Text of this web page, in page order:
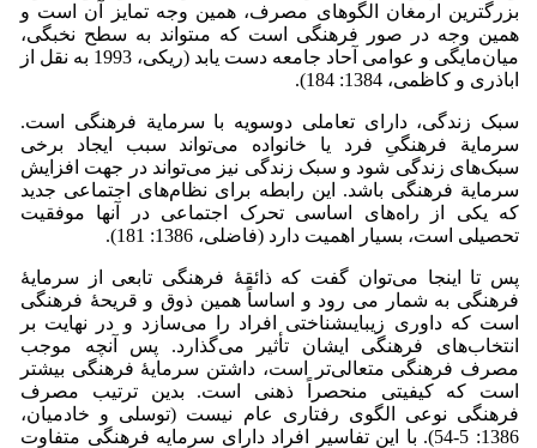
بزرگترین ارمغان الگوهاى مصرف، همین وجه تمایز آن است و
همین وجه در صور فرهنگى است که مى­تواند به سطح نخبگى،
میان‌مایگى و عوامى آحاد جامعه دست یابد (ریکی، 1993 به نقل از
اباذری و کاظمی، 1384: 184).
سبک زندگی، دارای تعاملی دوسویه با سرمایة فرهنگی است.
سرمایة فرهنگیِ فرد یا خانواده می‌تواند سبب ایجاد برخی
سبک‌های زندگی شود و سبک زندگی نیز می‌تواند در جهت افزایش
سرمایة فرهنگی باشد. این رابطه برای نظام‌های اجتماعی جدید
که یکی از راه‌های اساسی تحرک اجتماعی در آنها موفقیت
تحصیلی است، بسیار اهمیت دارد (فاضلی، 1386: 181).
پس تا اینجا می‌توان گفت که ذائقۀ فرهنگى تابعى از سرمایۀ
فرهنگى به شمار مى رود و اساساً همین ذوق و قریحۀ فرهنگى
است که داورى زیبایى­شناختى افراد را مى‌سازد و در نهایت بر
انتخاب‌هاى فرهنگى ایشان تأثیر مى‌گذارد. پس آنچه موجب
مصرف فرهنگى متعالى‌تر است، داشتن سرمایۀ فرهنگى بیشتر
است که کیفیتى منحصراً ذهنى است. بدین ترتیب مصرف
فرهنگى نوعى الگوى رفتارى عام نیست (توسلی و خادمیان،
1386: 5-54). با این تفاسیر افراد دارای سرمایه فرهنگی متفاوت